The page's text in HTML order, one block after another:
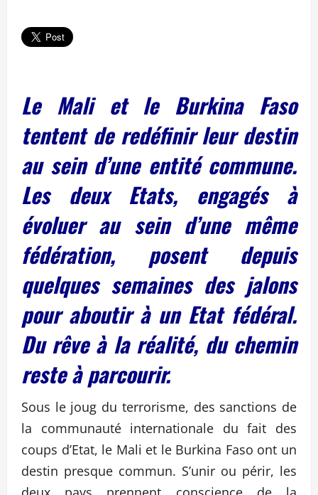
Le Mali et le Burkina Faso
tentent de redéfinir leur destin
au sein d’une entité commune.
Les deux Etats, engagés à
évoluer au sein d’une même
fédération, posent depuis
quelques semaines des jalons
pour aboutir à un Etat fédéral.
Du rêve à la réalité, du chemin
reste à parcourir.
Sous le joug du terrorisme, des sanctions de
la communauté internationale du fait des
coups d’Etat, le Mali et le Burkina Faso ont un
destin presque commun. S’unir ou périr, les